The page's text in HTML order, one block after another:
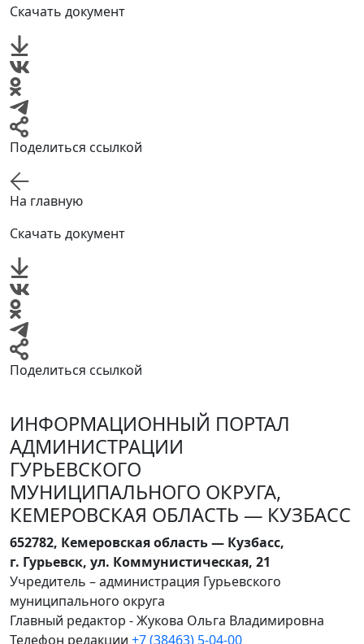
Скачать документ
Поделиться ссылкой
На главную
Скачать документ
Поделиться ссылкой
ИНФОРМАЦИОННЫЙ ПОРТАЛ
АДМИНИСТРАЦИИ
ГУРЬЕВСКОГО
МУНИЦИПАЛЬНОГО ОКРУГА,
КЕМЕРОВСКАЯ ОБЛАСТЬ — КУЗБАСС
652782, Кемеровская область — Кузбасс,
г. Гурьевск, ул. Коммунистическая, 21
Учредитель – администрация Гурьевского
муниципального округа
Главный редактор - Жукова Ольга Владимировна
Телефон редакции +7 (38463) 5-04-00